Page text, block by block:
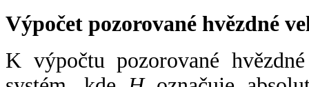
Výpočet pozorované hvězdné
K výpočtu pozorované